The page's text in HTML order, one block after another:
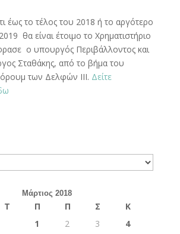
έως το τέλος του 2018 ή το αργότερο
θα είναι έτοιμο το Χρηματιστήριο
ο υπουργός Περιβάλλοντος και
Σταθάκης, από το βήμα του
των Δελφών ΙΙΙ. Δείτε
Μάρτιος 2018
Τ Π Π Σ
Κ
1
2 3
4